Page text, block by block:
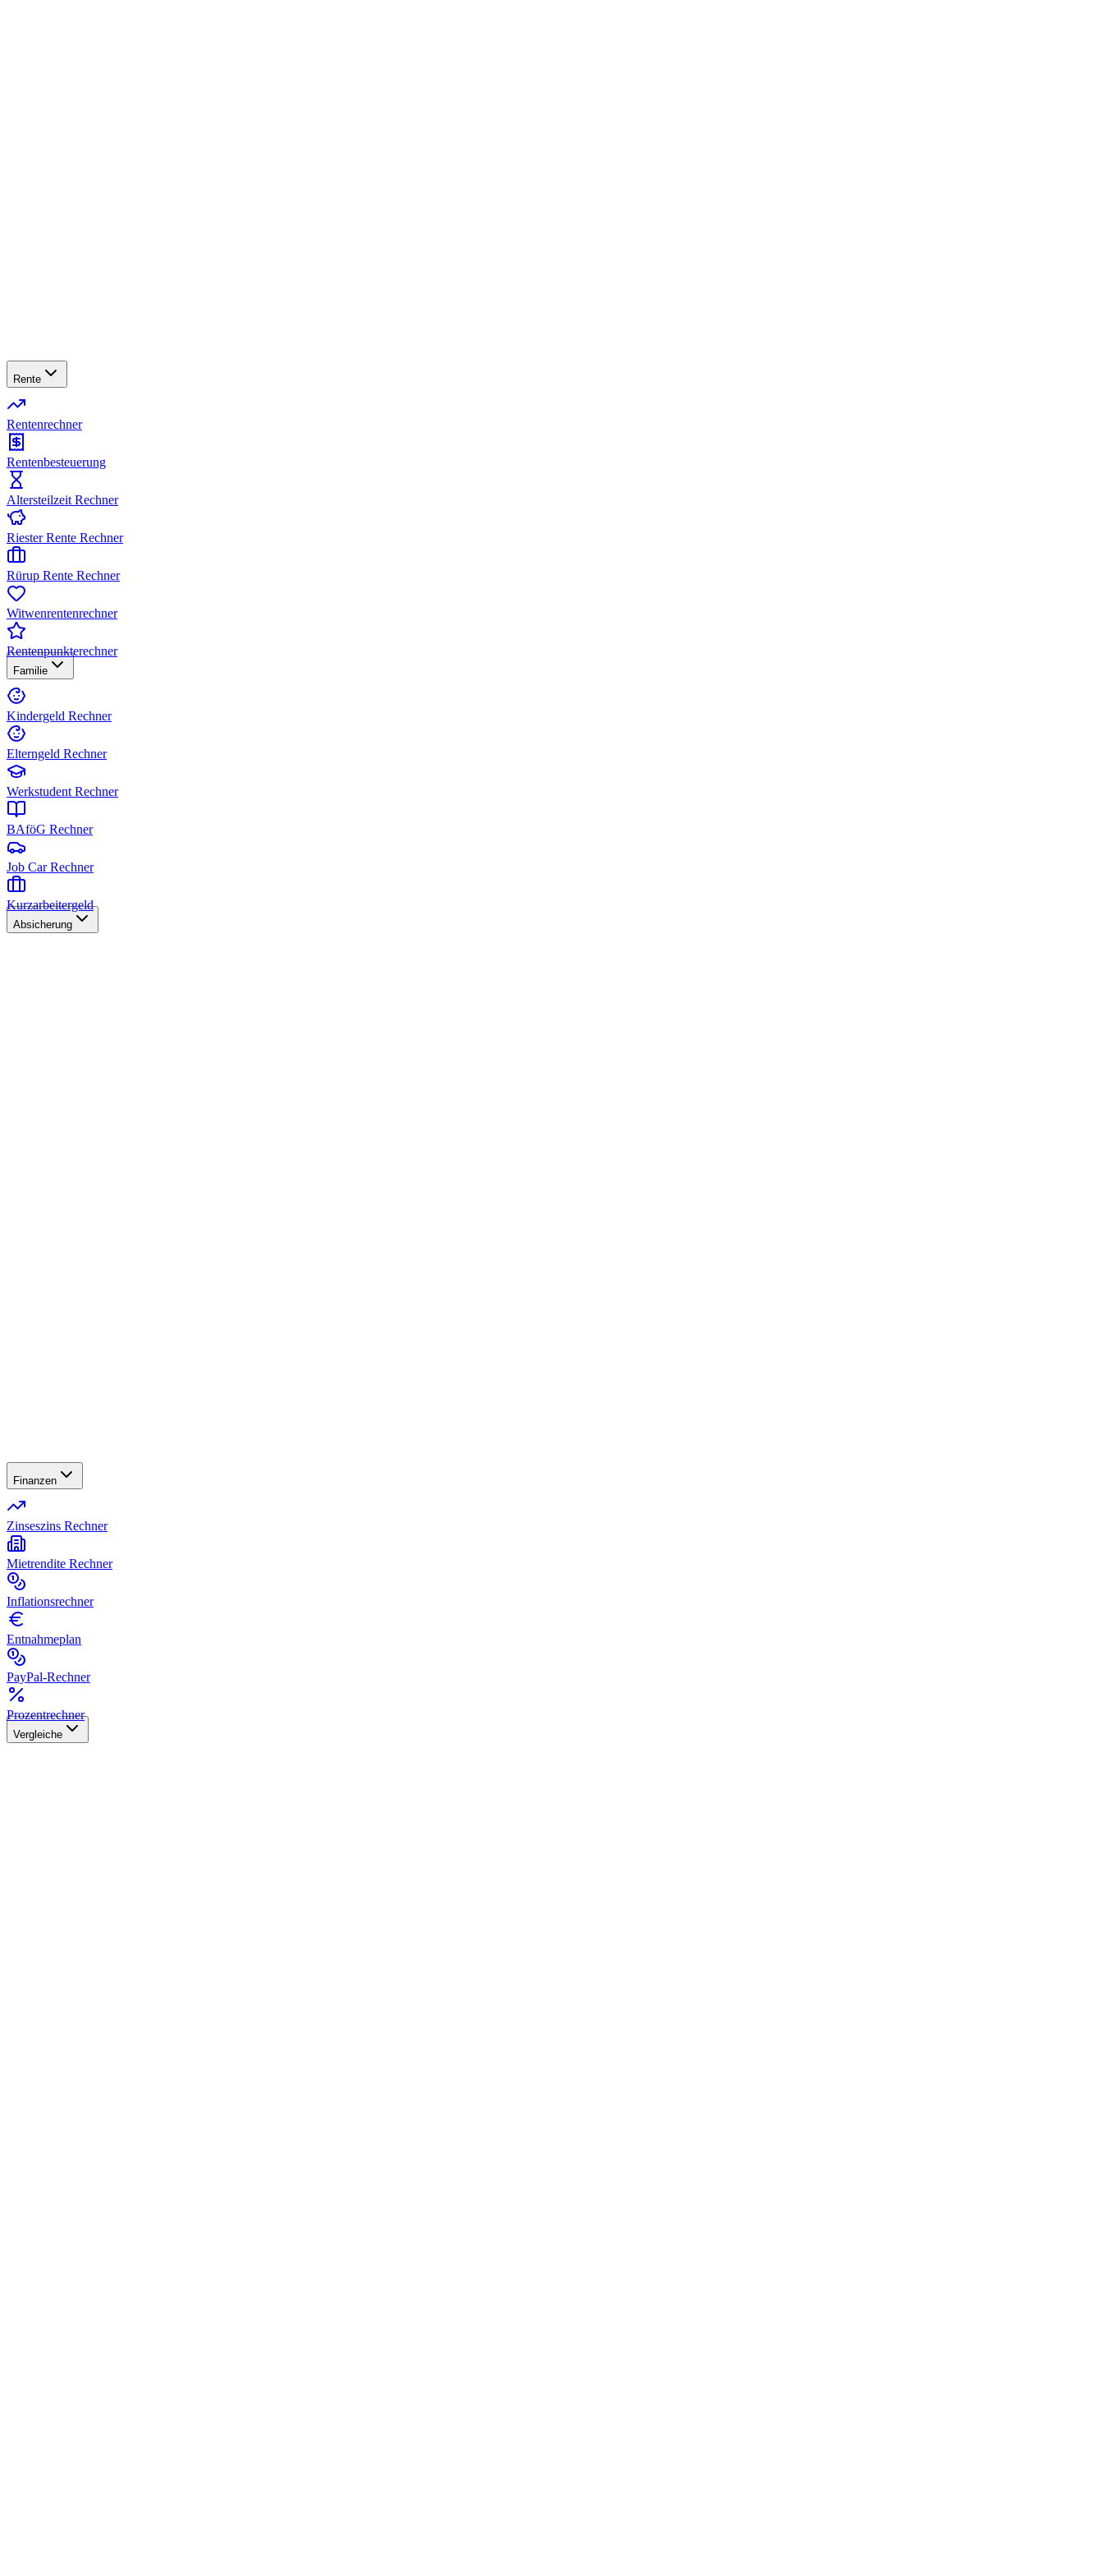
Rente
Rentenrechner
Rentenbesteuerung
Altersteilzeit Rechner
Riester Rente Rechner
Rürup Rente Rechner
Witwenrentenrechner
Rentenpunkterechner
Familie
Kindergeld Rechner
Elterngeld Rechner
Werkstudent Rechner
BAföG Rechner
Job Car Rechner
Kurzarbeitergeld
Absicherung
Finanzen
Zinseszins Rechner
Mietrendite Rechner
Inflationsrechner
Entnahmeplan
PayPal-Rechner
Prozentrechner
Vergleiche